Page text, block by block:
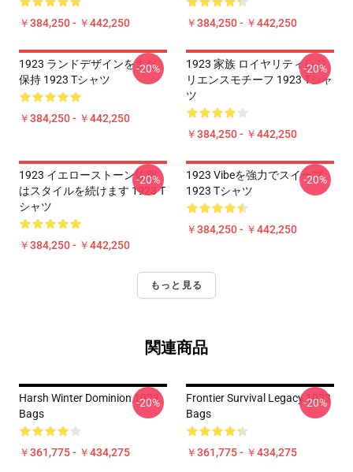
￥384,250 - ￥442,250 ￥384,250 - ￥442,250
1923 ランドデザインをまだ
保持 1923 Tシャツ
￥384,250 - ￥442,250
-20%
1923 家族 ロイヤリティレジ
リエンスモチーフ 1923 Tシャ
ツ
￥384,250 - ￥442,250
-20%
1923 イエローストーン佐賀
はスタイルを続けます 1923 T
シャツ
￥384,250 - ￥442,250
-20%
1923 Vibeを強力でスイープ
1923 Tシャツ
￥384,250 - ￥442,250
-20%
もっと見る
関連商品
Harsh Winter Dominion 1923
Bags
￥361,775 - ￥434,275
-20%
Frontier Survival Legacy 1923
Bags
￥361,775 - ￥434,275
-20%